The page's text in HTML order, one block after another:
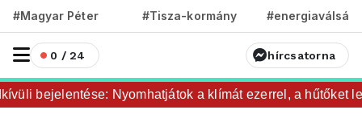
#Magyar Péter #Tisza-kormány #energiaválság
0 / 24 hírcsatorna
bejelentése: Nyomhatjátok a klímát ezerrel, a hűtőket